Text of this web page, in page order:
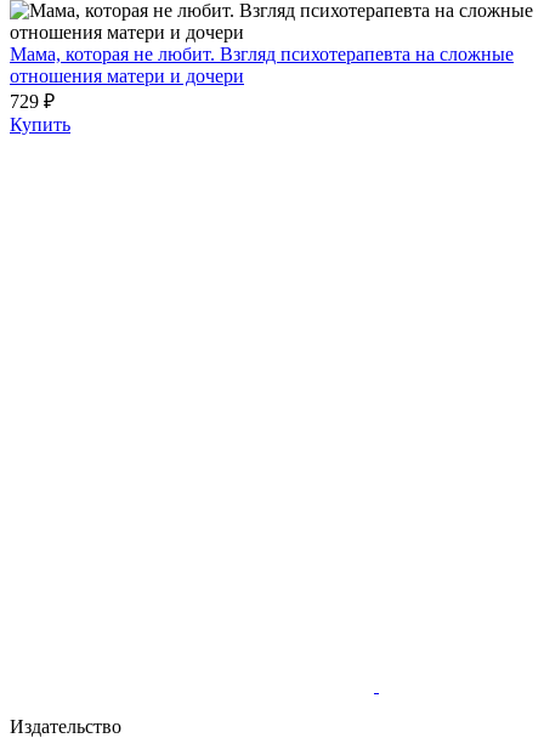
Мама, которая не любит. Взгляд психотерапевта на сложные
отношения матери и дочери
729 ₽
Купить
Издательство